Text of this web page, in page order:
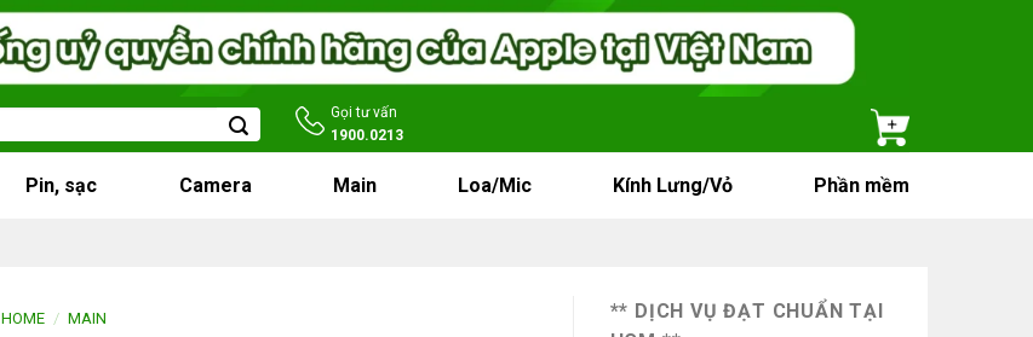
Gọi tư vấn
1900.0213
Pin, sạc Camera Main Loa/Mic Kính Lưng/Vỏ Phần mềm
HOME / MAIN
** DỊCH VỤ ĐẠT CHUẨN TẠI